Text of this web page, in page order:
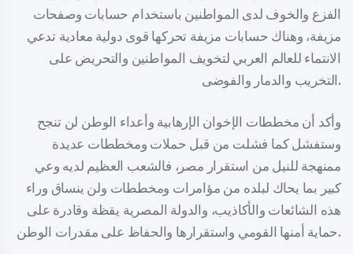
الفزع والخوف لدى المواطنين باستخدام حسابات وصفحات
مزيفة، وهناك حسابات مزيفة تحركها قوى دولية معادية تدعي
الانتماء للعالم العربي لتخويف المواطنين والتحريض على
التخريب والدمار والفوضى.
وأكد أن مخططات الإخوان الإرهابية وأعداء الوطن لن تنجح
وستفشل كما فشلت من قبل حملات ومخططات عديدة
ممنهجة للنيل من استقرار مصر، فالشعب العظيم لديه وعي
كبير بما يحاك لبلده من مؤامرات ومخططات ولن ينساق وراء
هذه الشائعات والأكاذيب، والدولة المصرية يقظة وقادرة على
حماية أمنها القومي واستقرارها والحفاظ على مقدرات الوطن.